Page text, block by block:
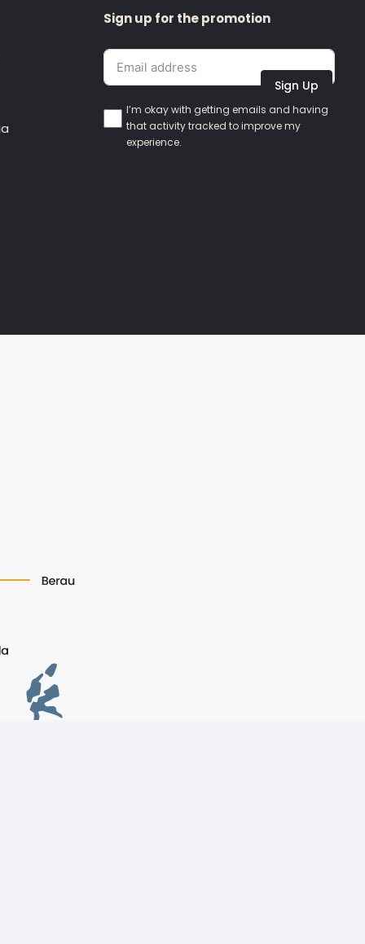
Sign up for the promotion
Sign Up
I’m okay with getting emails and having
that activity tracked to improve my
experience.